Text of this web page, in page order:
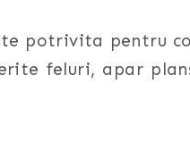
potrivita pentru
feluri, apar